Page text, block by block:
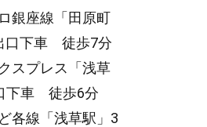
銀座線「田原町
口下車 徒歩7分
スプレス「浅草
下車 徒歩6分
各線「浅草駅」3